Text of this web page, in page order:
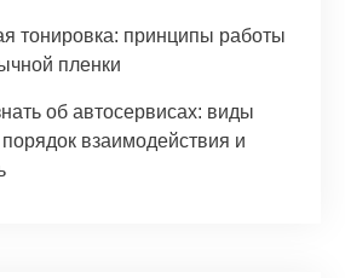
тонировка: принципы работы
пленки
об автосервисах: виды
порядок взаимодействия и